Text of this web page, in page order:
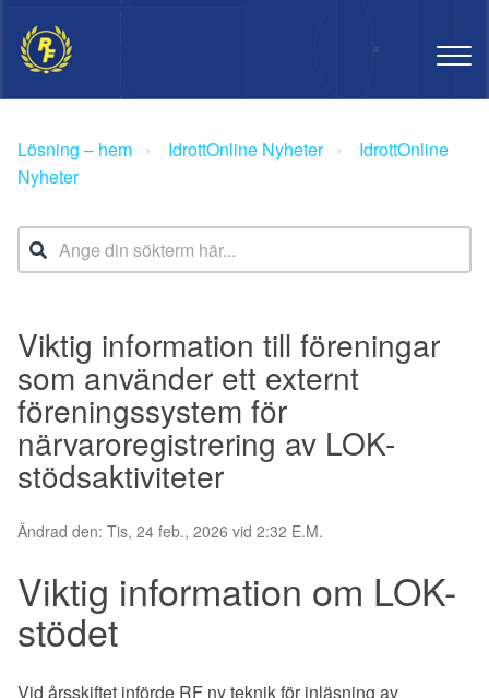
Lösning – hem IdrottOnline Nyheter
IdrottOnline
Nyheter
Viktig information till föreningar
som använder ett externt
föreningssystem för
närvaroregistrering av LOK-
stödsaktiviteter
Ändrad den: Tis, 24 feb., 2026 vid 2:32 E.M.
Viktig information om LOK-
stödet
Vid årsskiftet införde RF ny teknik för inläsning av